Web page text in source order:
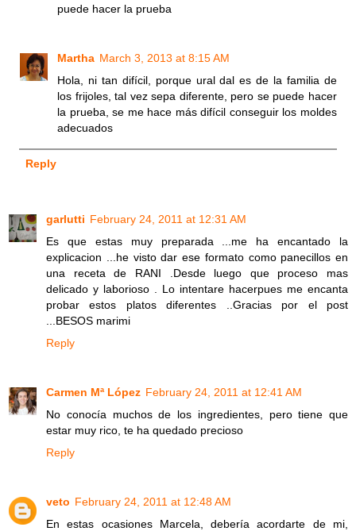
puede hacer la prueba
Martha March 3, 2013 at 8:15 AM
Hola, ni tan difícil, porque ural dal es de la familia de
los frijoles, tal vez sepa diferente, pero se puede hacer
la prueba, se me hace más difícil conseguir los moldes
adecuados
Reply
garlutti February 24, 2011 at 12:31 AM
Es que estas muy preparada ...me ha encantado la
explicacion ...he visto dar ese formato como panecillos en
una receta de RANI .Desde luego que proceso mas
delicado y laborioso . Lo intentare hacerpues me encanta
probar estos platos diferentes ..Gracias por el post
...BESOS marimi
Reply
Carmen Mª López February 24, 2011 at 12:41 AM
No conocía muchos de los ingredientes, pero tiene que
estar muy rico, te ha quedado precioso
Reply
veto February 24, 2011 at 12:48 AM
En estas ocasiones Marcela, debería acordarte de mi,